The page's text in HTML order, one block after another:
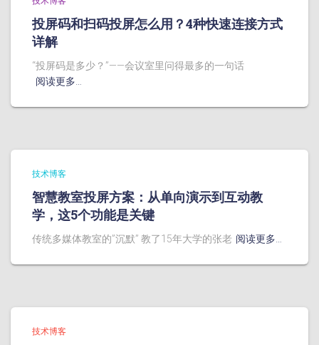
投屏码和扫码投屏怎么用？4种快速连接方式
详解
“投屏码是多少？”——会议室里问得最多的一句话
阅读更多…
技术博客
智慧教室投屏方案：从单向演示到互动教
学，这5个功能是关键
传统多媒体教室的”沉默” 教了15年大学的张老 阅读更多…
技术博客